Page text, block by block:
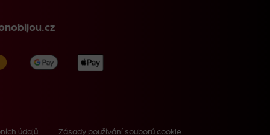
údajů Zásady používání souborů cookie